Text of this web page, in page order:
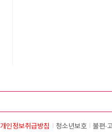
개인정보취급방침 청소년보호 불편∙